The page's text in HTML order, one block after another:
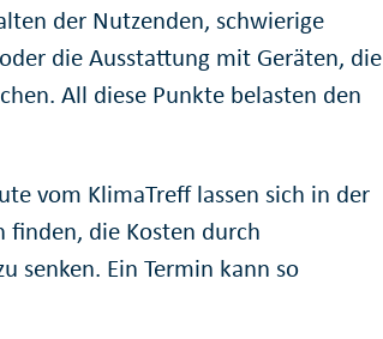
der Nutzenden, schwierige
die Ausstattung mit Geräten, die
All diese Punkte belasten den
vom KlimaTreff lassen sich in der
finden, die Kosten durch
senken. Ein Termin kann so